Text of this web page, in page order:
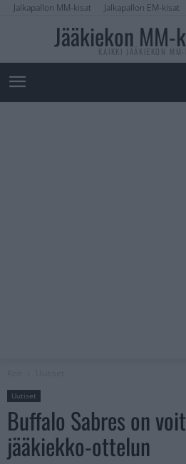
Jalkapallon MM-kisat Jalkapallon EM-kisat
Jääkiekon
KAIKKI JÄÄKIEKON
Uutiset
Buffalo Sabres on
jääkiekko-ottelun